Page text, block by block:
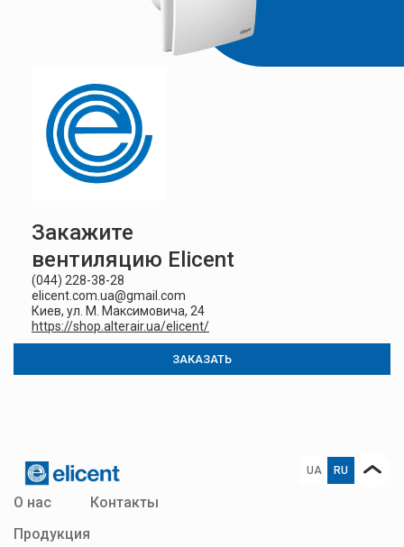
Закажите
вентиляцию Elicent
(044) 228-38-28
elicent.com.ua@gmail.com
Киев, ул. М. Максимовича, 24
https://shop.alterair.ua/elicent/
ЗАКАЗАТЬ
О нас
Продукция
Контакты
UA RU